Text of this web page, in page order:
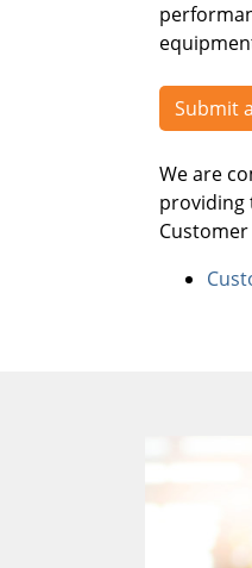
Submit
We are
providing